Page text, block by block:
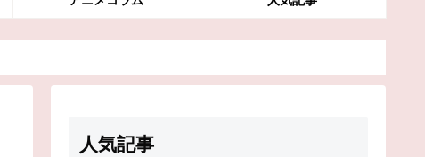
人気記事